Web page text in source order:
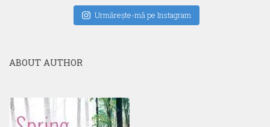
Urmăreşte-mă pe Instagram
ABOUT AUTHOR